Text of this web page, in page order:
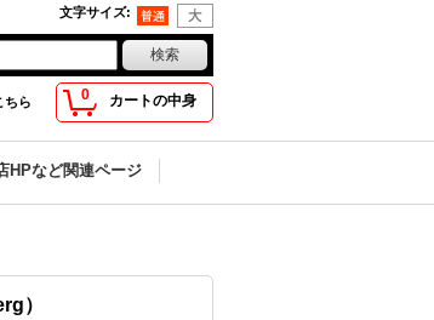
文字サイズ:
0 カートの中身
ちら
HPなど関連ページ
）